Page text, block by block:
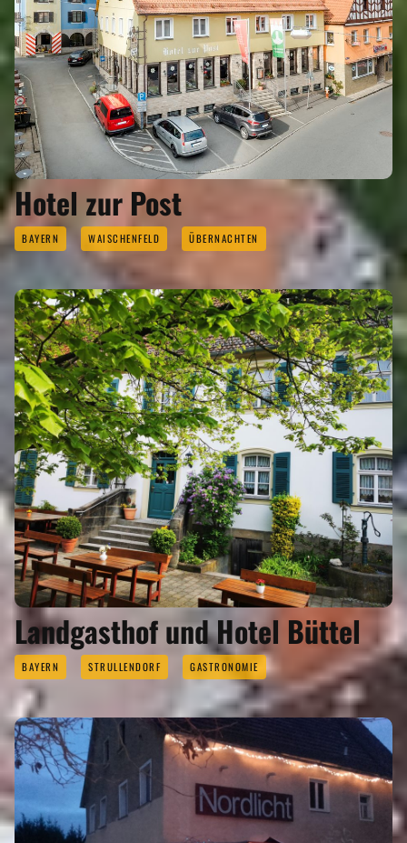
Hotel zur Post
BAYERN WAISCHENFELD ÜBERNACHTEN
Landgasthof und Hotel Büttel
BAYERN STRULLENDORF GASTRONOMIE